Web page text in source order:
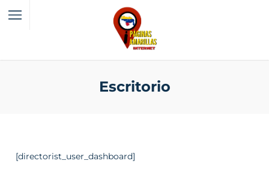
Escritorio
[directorist_user_dashboard]